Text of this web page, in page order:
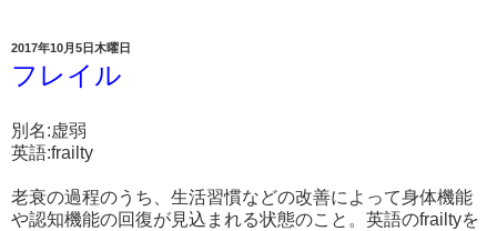
2017年10月5日木曜日
フレイル
別名:虚弱
英語:frailty
老衰の過程のうち、生活習慣などの改善によって身体機能
や認知機能の回復が見込まれる状態のこと。英語のfrailtyを